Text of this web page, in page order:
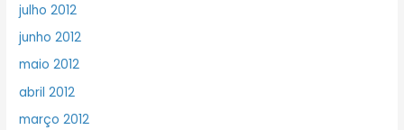
julho 2012
junho 2012
maio 2012
abril 2012
março 2012